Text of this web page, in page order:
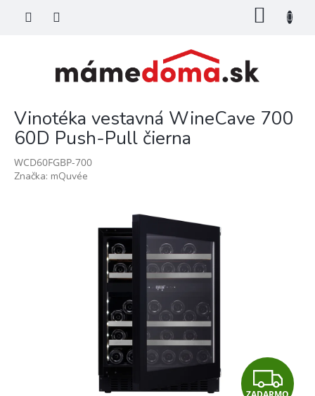
Vinotéka vestavná WineCave 700
60D Push-Pull čierna
WCD60FGBP-700
Značka: mQuvée
Z